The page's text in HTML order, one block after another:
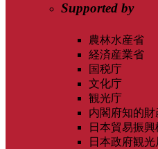
Supported by
農林水産省
経済産業省
国税庁
文化庁
観光庁
内閣府知的
日本貿易振
日本政府観光